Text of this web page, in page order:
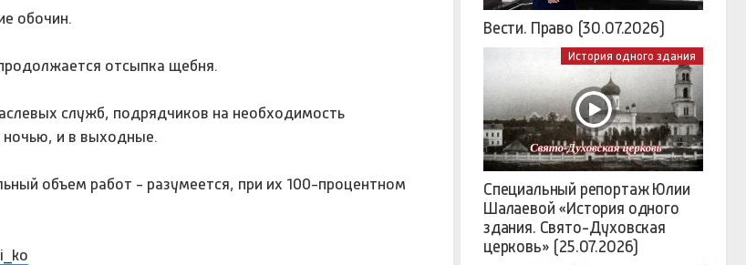
обочин.
отсыпка щебня.
служб, подрядчиков на необходимость
ночью, и в выходные.
объем работ - разумеется, при их 100-процентном
Вести. Право (30.07.2026)
История одного здания
Специальный репортаж Юлии
Шалаевой «История одного
здания. Свято-Духовская
церковь» (25.07.2026)